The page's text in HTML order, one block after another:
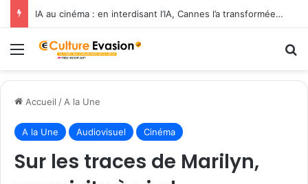
IA au cinéma : en interdisant l’IA, Cannes l’a transformée en label de luxe
Menu
Accueil / A la Une
A la Une Audiovisuel Cinéma
Sur les traces de Marilyn,